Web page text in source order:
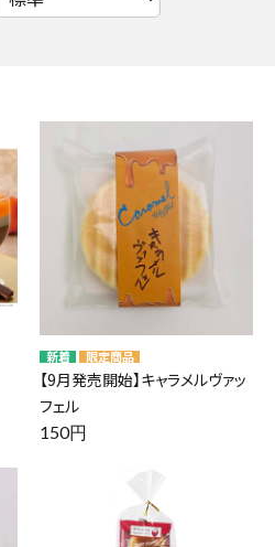
【9月発売開始】キャラメルヴァッ
フェル
150円